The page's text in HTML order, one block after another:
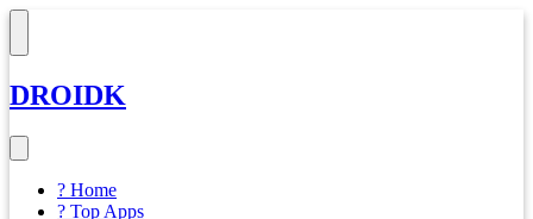
DROIDK
? Home
? Top Apps